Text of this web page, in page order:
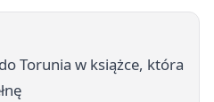
Torunia w książce, która